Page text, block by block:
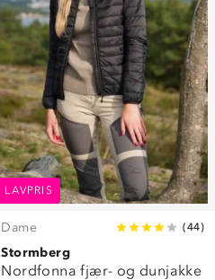
LAVPRIS
Dame (44)
Stormberg
Nordfonna fjær- og dunjakke